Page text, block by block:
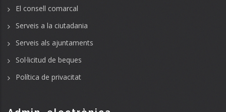
El consell comarcal
Serveis a la ciutadania
Serveis als ajuntaments
Sol·licitud de beques
Política de privacitat